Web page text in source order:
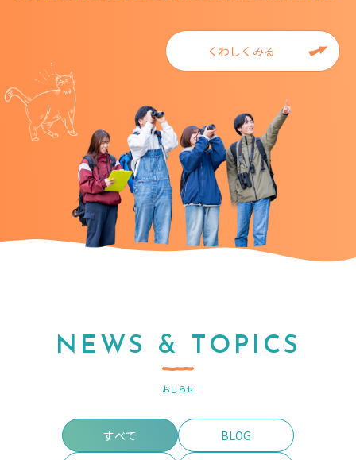
くわしくみる
NEWS & TOPICS
おしらせ
すべて BLOG